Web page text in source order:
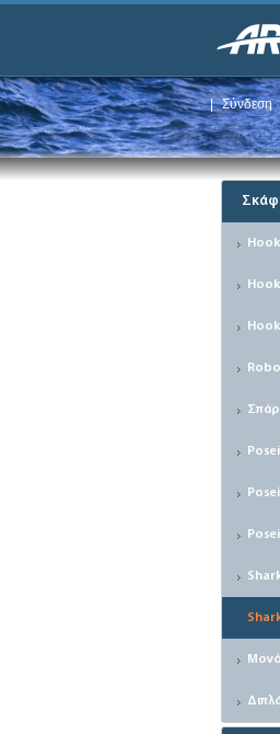
| Σύνδεση
Hook
Hook I
Hook
Shark
Shark